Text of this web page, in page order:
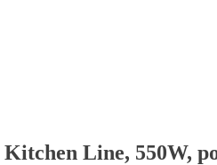
Line, 550W,